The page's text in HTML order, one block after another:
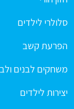
סלולרי לילדים
הפרעת קשב
משחקים לבנים
יצירות לילדים